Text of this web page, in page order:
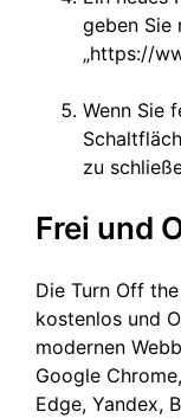
geben Sie
„https://
Wenn Sie
zu
Frei und
Die Turn Off
kostenlos und
modernen
Google
Edge, Yandex,